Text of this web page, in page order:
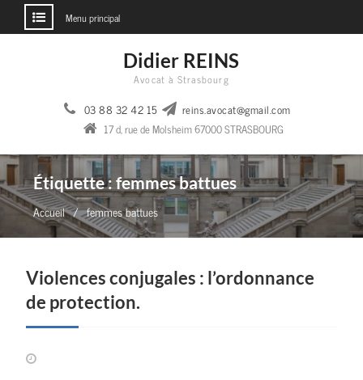
Menu principal
Didier REINS
Avocat à Strasbourg
03 88 32 42 15
reins.avocat@gmail.com
17 d, rue de Molsheim 67000 STRASBOURG
Étiquette :femmes battues
Accueil femmes battues
Violences conjugales : l’ordonnance
de protection.